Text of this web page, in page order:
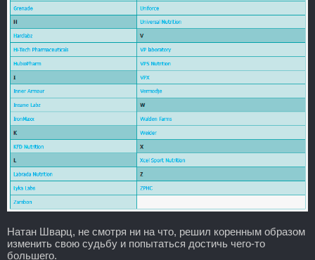
Натан Шварц, не смотря ни на что, решил коренным образом
изменить свою судьбу и попытаться достичь чего-то
большего.